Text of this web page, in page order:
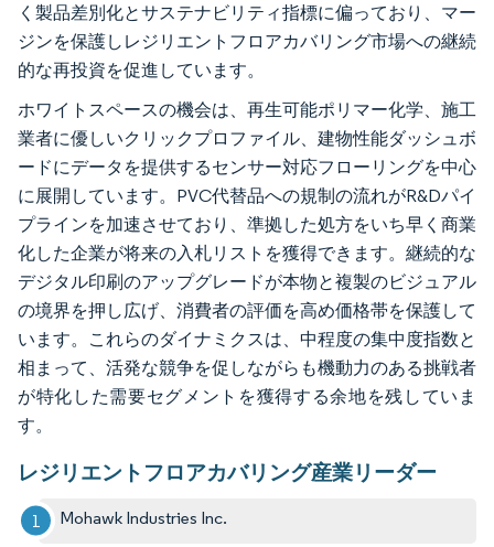
く製品差別化とサステナビリティ指標に偏っており、マー
ジンを保護しレジリエントフロアカバリング市場への継続
的な再投資を促進しています。
ホワイトスペースの機会は、再生可能ポリマー化学、施工
業者に優しいクリックプロファイル、建物性能ダッシュボ
ードにデータを提供するセンサー対応フローリングを中心
に展開しています。PVC代替品への規制の流れがR&Dパイ
プラインを加速させており、準拠した処方をいち早く商業
化した企業が将来の入札リストを獲得できます。継続的な
デジタル印刷のアップグレードが本物と複製のビジュアル
の境界を押し広げ、消費者の評価を高め価格帯を保護して
います。これらのダイナミクスは、中程度の集中度指数と
相まって、活発な競争を促しながらも機動力のある挑戦者
が特化した需要セグメントを獲得する余地を残していま
す。
レジリエントフロアカバリング産業リーダー
Mohawk Industries Inc.